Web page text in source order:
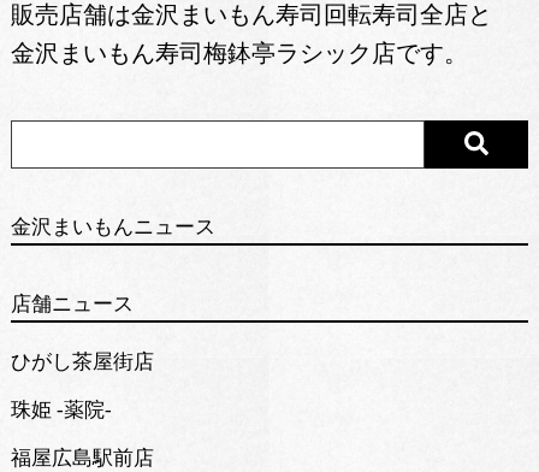
販売店舗は金沢まいもん寿司回転寿司全店と
金沢まいもん寿司梅鉢亭ラシック店です。
金沢まいもんニュース
店舗ニュース
ひがし茶屋街店
珠姫 -薬院-
福屋広島駅前店